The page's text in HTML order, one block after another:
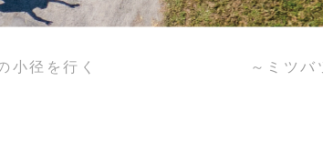
ジの小径を行く ～ミツバツツジ